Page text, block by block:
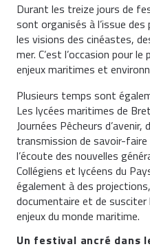
Durant les treize jours de
sont organisés à l’issue
les visions des cinéastes,
mer. C’est l’occasion pour
enjeux maritimes et
Plusieurs temps sont
Les lycées maritimes de
Journées Pêcheurs
transmission de savoir-faire
l’écoute des nouvelles
Collégiens et lycéens du
également à des
documentaire et de
enjeux du monde maritime.
Un festival ancré dans